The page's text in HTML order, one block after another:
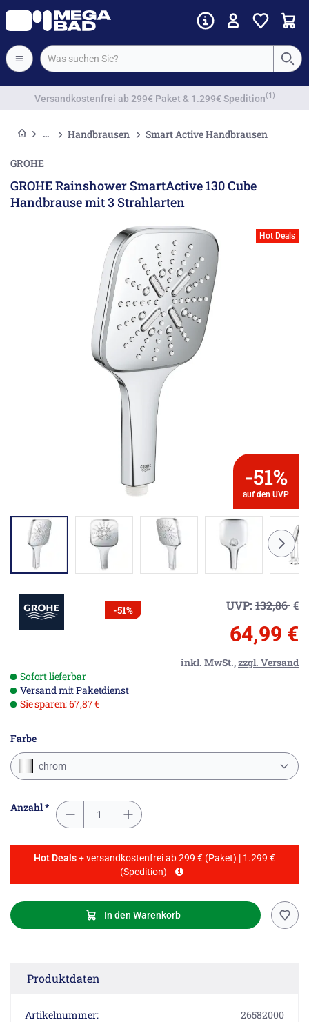
Vorkassenrabatt
Handbrausen Smart Active Handbrausen
GROHE
GROHE Rainshower SmartActive 130 Cube
Handbrause mit 3 Strahlarten
Hot Deals
-51%
auf den UVP
-51% UVP: 132,86€
64,99 €
inkl. MwSt.,zzgl. Versand
Sofort lieferbar
Versand mit Paketdienst
Sie sparen: 67,87 €
Farbe
chrom
Anzahl *
Hot Deals+ versandkostenfrei ab 299 € (Paket) | 1.299 €
(Spedition)
In den Warenkorb
Produktdaten
Artikelnummer: 26582000